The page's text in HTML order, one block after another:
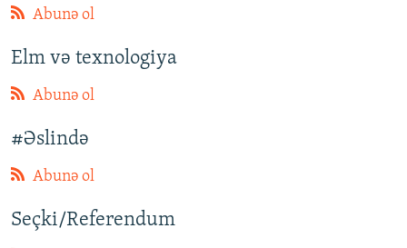
Abunə ol
Elm və texnologiya
Abunə ol
#Əslində
Abunə ol
Seçki/Referendum